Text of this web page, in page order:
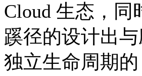
Cloud 生态，同
蹊径的设计出与
独立生命周期的